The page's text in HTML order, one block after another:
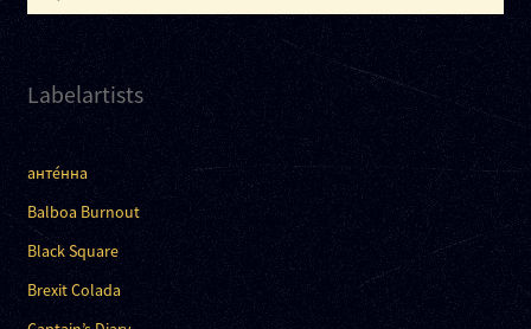
nach:
Labelartists
анте́нна
Balboa Burnout
Black Square
Brexit Colada